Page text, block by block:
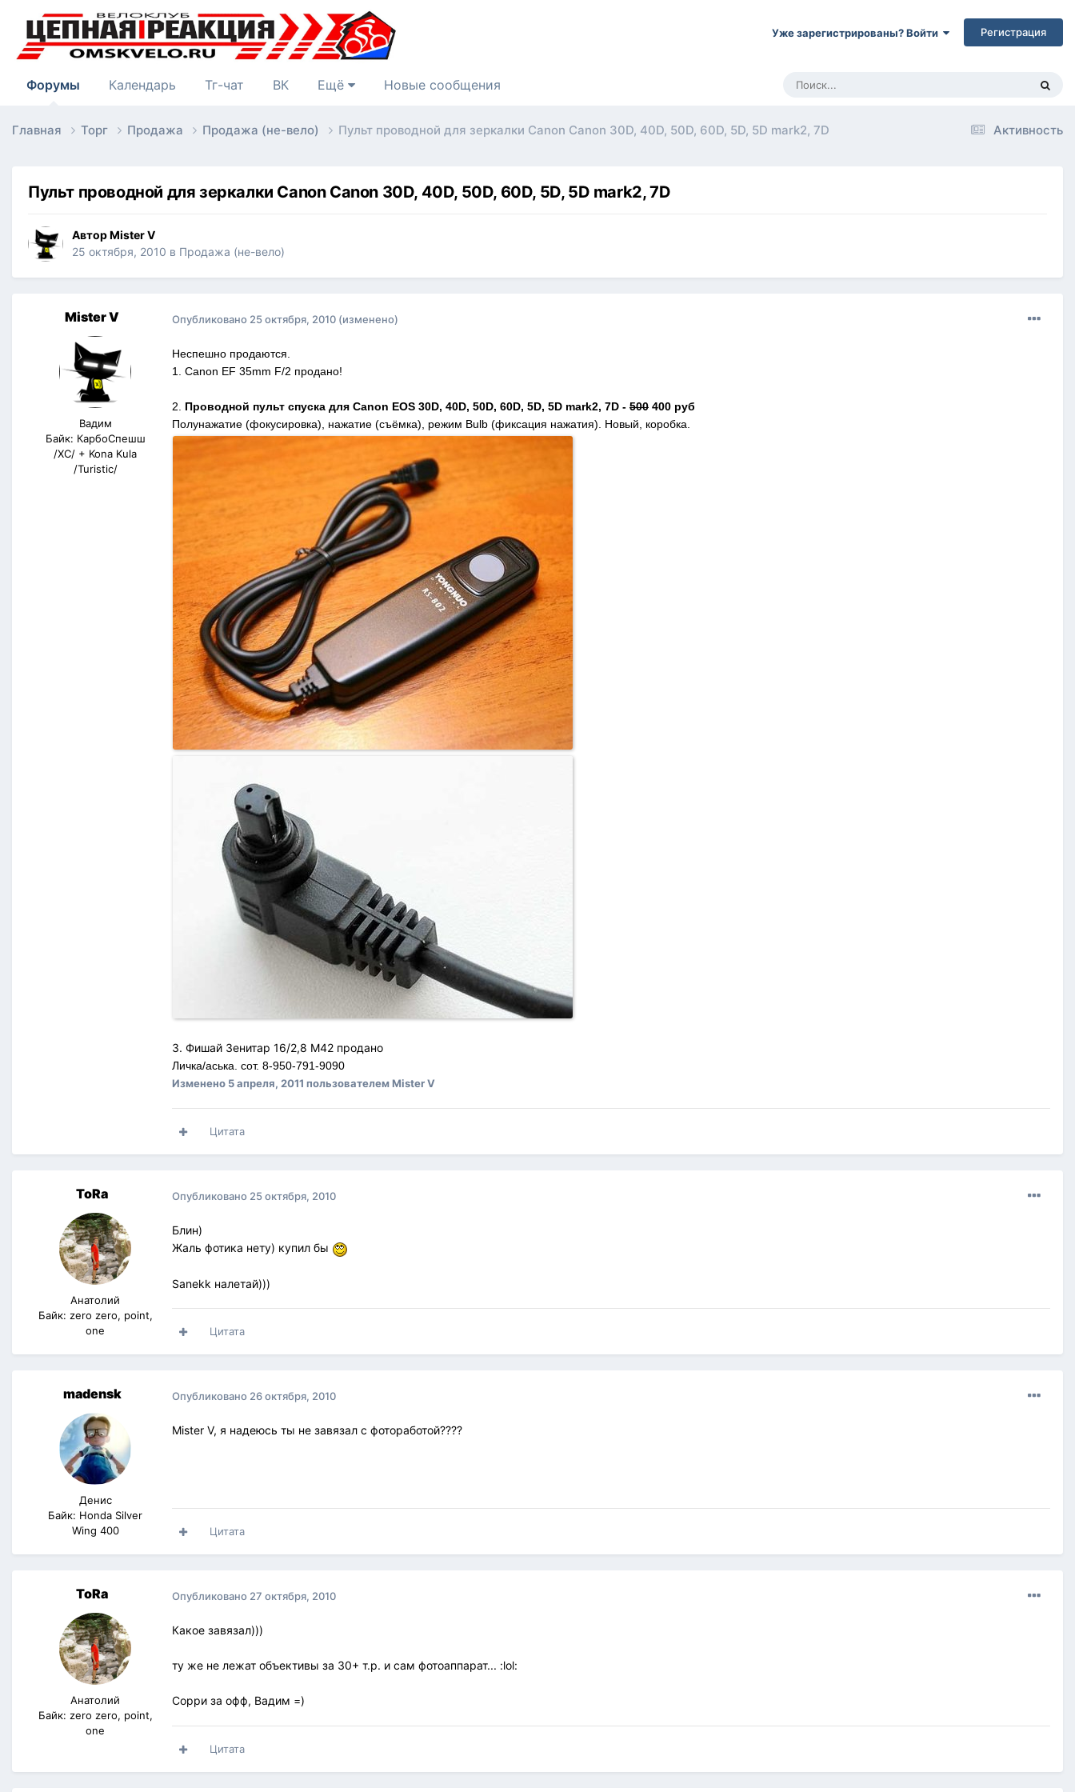
Уже зарегистрированы? Войти Регистрация
Форумы Календарь Тг-чат ВК Ещё Новые сообщения
Активность
Главная Торг Продажа Продажа (не-вело) Пульт проводной для зеркалки Canon Canon 30D, 40D, 50D, 60D, 5D, 5D mark2, 7D
Пульт проводной для зеркалки Canon Canon 30D, 40D, 50D, 60D, 5D, 5D mark2, 7D
АвторMister V
25 октября, 2010 в Продажа (не-вело)
Mister V
Вадим
Байк: КарбоСпешш
/XC/ + Kona Kula
/Turistic/
Опубликовано 25 октября, 2010 (изменено)
Неспешно продаются.
1. Canon EF 35mm F/2 продано!
2. Проводной пульт спуска для Canon EOS 30D, 40D, 50D, 60D, 5D, 5D mark2, 7D - 500 400 руб
Полунажатие (фокусировка), нажатие (съёмка), режим Bulb (фиксация нажатия). Новый, коробка.
3. Фишай Зенитар 16/2,8 М42 продано
Личка/аська. сот. 8-950-791-9090
Изменено 5 апреля, 2011 пользователем Mister V
Цитата
ToRa
Анатолий
Байк: zero zero, point,
one
Опубликовано 25 октября, 2010
Блин)
Жаль фотика нету) купил бы
Sanekk налетай)))
Цитата
madensk
Денис
Байк: Honda Silver
Wing 400
Опубликовано 26 октября, 2010
Mister V, я надеюсь ты не завязал с фотоработой????
Цитата
ToRa
Анатолий
Байк: zero zero, point,
one
Опубликовано 27 октября, 2010
Какое завязал)))
ту же не лежат объективы за 30+ т.р. и сам фотоаппарат... :lol:
Сорри за офф, Вадим =)
Цитата